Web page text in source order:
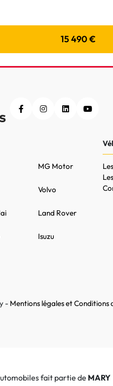
15 490 €
MG Motor
Volvo
Land Rover
Isuzu
- Mentions légales et Conditions
fait partie de MARY